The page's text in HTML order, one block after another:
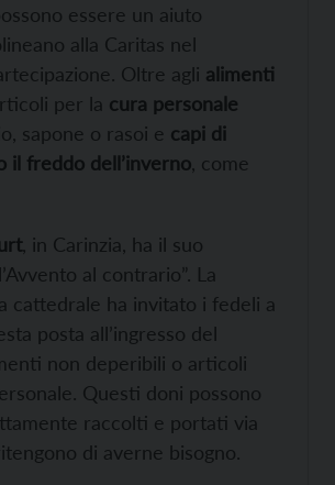
essere un aiuto
alla Caritas nel
Oltre agli alimenti
per la cura personale
sapone o rasoi e capi di
il freddo dell’inverno , come
, in Carinzia, ha il suo
al contrario”. La
cattedrale ha invitato i fedeli a
posta all’ingresso del
non deperibili o articoli
Questi doni possono
raccolti e portati via
di averne bisogno.